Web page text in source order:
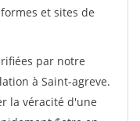
et sites de
par notre
à Saint-agreve.
la véracité d'une